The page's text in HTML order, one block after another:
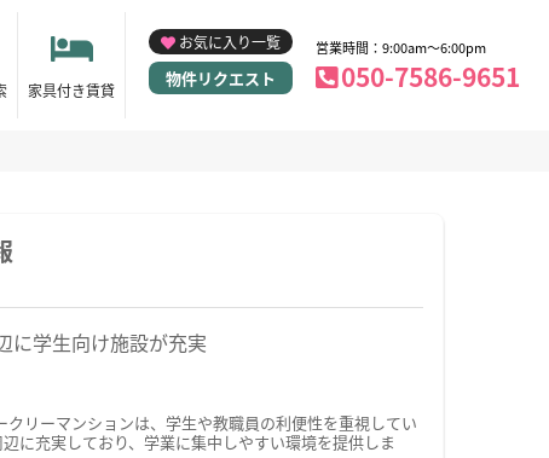
家具付き賃貸
お気に入り一覧
物件リクエスト
営業時間：9:00am～6:00pm
050-7586-9651
に学生向け施設が充実
リーマンションは、学生や教職員の利便性を重視してい
に充実しており、学業に集中しやすい環境を提供しま